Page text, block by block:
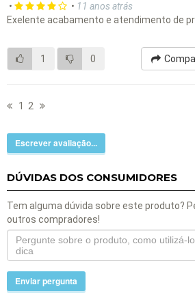
•
• 11 anos atrás
Exelente acabamento e atendimento de
1 0
1 2
Escrever avaliação...
DÚVIDAS DOS CONSUMIDORES
Tem alguma dúvida sobre este produto?
outros compradores!
Enviar pergunta